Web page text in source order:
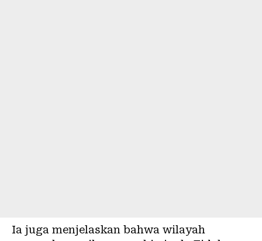
Ia juga menjelaskan bahwa wilayah